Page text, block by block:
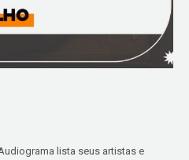
lista seus artistas e